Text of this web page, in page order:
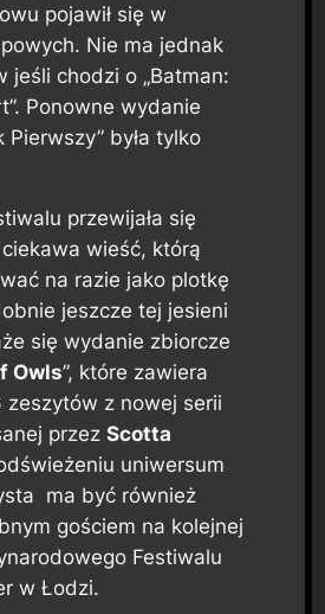
pojawił się w
Nie ma jednak
jeśli chodzi o „Batman:
Ponowne wydanie
Pierwszy” była tylko
przewijała się
wieść, którą
na razie jako plotkę
jeszcze tej jesieni
się wydanie zbiorcze
Owls”, które zawiera
zeszytów z nowej serii
przez Scotta
uniwersum
ma być również
gościem na kolejnej
Festiwalu
w Łodzi.